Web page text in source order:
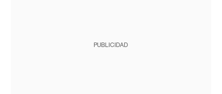
PUBLICIDAD